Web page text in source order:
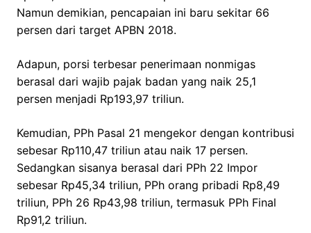
Namun demikian, pencapaian ini baru sekitar 66
persen dari target APBN 2018.
Adapun, porsi terbesar penerimaan nonmigas
berasal dari wajib pajak badan yang naik 25,1
persen menjadi Rp193,97 triliun.
Kemudian, PPh Pasal 21 mengekor dengan kontribusi
sebesar Rp110,47 triliun atau naik 17 persen.
Sedangkan sisanya berasal dari PPh 22 Impor
sebesar Rp45,34 triliun, PPh orang pribadi Rp8,49
triliun, PPh 26 Rp43,98 triliun, termasuk PPh Final
Rp91,2 triliun.